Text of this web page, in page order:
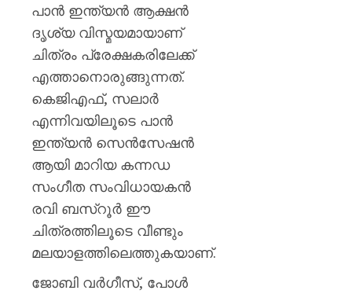
പാൻ ഇന്ത്യൻ ആക്ഷൻ
ദൃശ്യ വിസ്മയമായാണ്
ചിത്രം പ്രേക്ഷകരിലേക്ക്
എത്താനൊരുങ്ങുന്നത്.
കെജിഎഫ്, സലാർ
എന്നിവയിലൂടെ പാൻ
ഇന്ത്യൻ സെൻസേഷൻ
ആയി മാറിയ കന്നഡ
സംഗീത സംവിധായകൻ
രവി ബസ്‌റൂർ ഈ
ചിത്രത്തിലൂടെ വീണ്ടും
മലയാളത്തിലെത്തുകയാണ്.
ജോബി വർഗീസ്, പോൾ